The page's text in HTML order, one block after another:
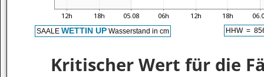
Kritischer Wert für die